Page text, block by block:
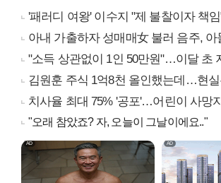
'패러디 여왕' 이수지 "제 불찰이자 책
아내 가출하자 성매매女 불러 음주, 아
"소득 상관없이 1인 50만원"…이달 초
김원훈 주식 1억8천 올인했는데…현실
치사율 최대 75% '공포'…어린이 사망
"오래 참았죠? 자, 오늘이 그날이에요.."